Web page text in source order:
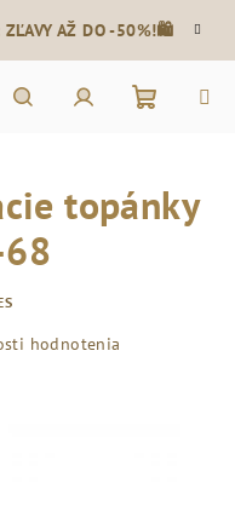
ZĽAVY AŽ DO -50%!🛍️
košík
topánky
hodnotenia